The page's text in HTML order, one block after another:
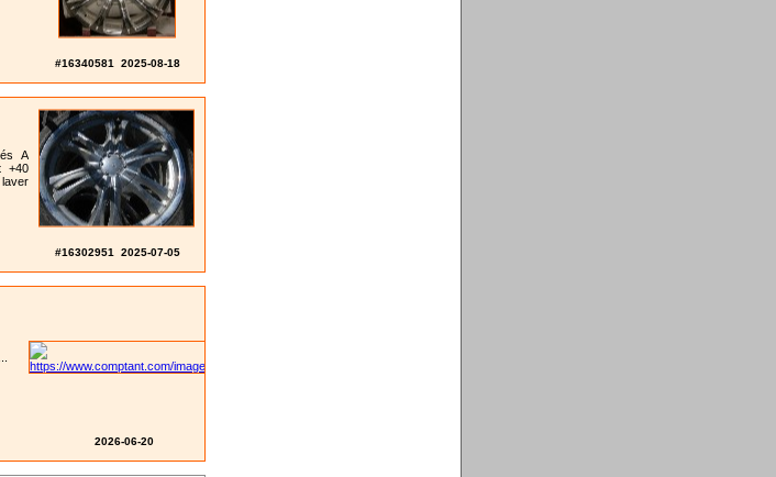
#16340581 2025-08-18
A
+40
#16302951 2025-07-05
2026-06-20